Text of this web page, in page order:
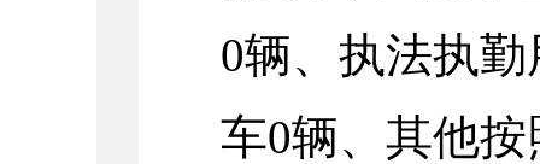
0辆、执法执
车0辆、其他